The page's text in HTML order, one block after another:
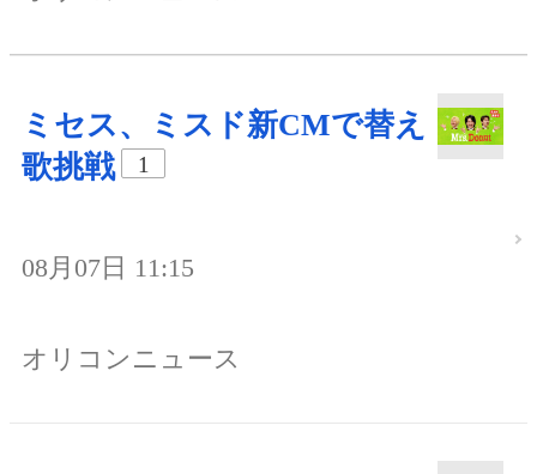
ミセス、ミスド新CMで替え
歌挑戦
1
08月07日 11:15
オリコンニュース